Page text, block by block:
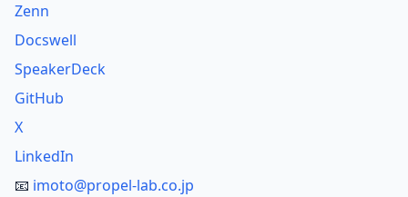
Zenn
Docswell
SpeakerDeck
GitHub
X
LinkedIn
📧 imoto@propel-lab.co.jp